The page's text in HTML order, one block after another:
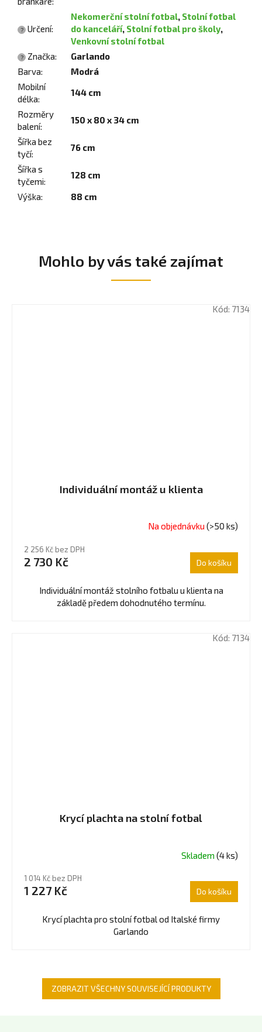
? Určení:
Nekomerční stolní fotbal, Stolní fotbal
do kanceláří, Stolní fotbal pro školy,
Venkovní stolní fotbal
? Značka:
Garlando
Barva:
Modrá
Mobilní
délka:
144 cm
Rozměry
balení:
150 x 80 x 34 cm
Šířka bez
tyčí:
76 cm
Šířka s
tyčemi:
128 cm
Výška: 88 cm
Mohlo by vás také zajímat
Individuální montáž u klienta
produktu
je
Kód: 7134
Na objednávku(>50 ks)
2 256 Kč bez DPH
2 730 Kč Do košíku
Individuální montáž stolního fotbalu u klienta na
základě předem dohodnutého termínu.
Krycí plachta na stolní fotbal
produktu
je
Kód: 7134
Skladem(4 ks)
1 014 Kč bez DPH
1 227 Kč Do košíku
Krycí plachta pro stolní fotbal od Italské firmy
Garlando
ZOBRAZIT VŠECHNY SOUVISEJÍCÍ PRODUKTY